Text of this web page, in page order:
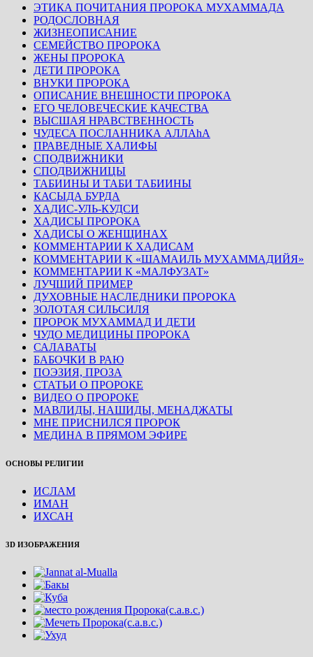
ЭТИКА ПОЧИТАНИЯ ПРОРОКА МУХАММАДА
РОДОСЛОВНАЯ
ЖИЗНЕОПИСАНИЕ
СЕМЕЙСТВО ПРОРОКА
ЖЕНЫ ПРОРОКА
ДЕТИ ПРОРОКА
ВНУКИ ПРОРОКА
ОПИСАНИЕ ВНЕШНОСТИ ПРОРОКА
ЕГО ЧЕЛОВЕЧЕСКИЕ КАЧЕСТВА
ВЫСШАЯ НРАВСТВЕННОСТЬ
ЧУДЕСА ПОСЛАННИКА АЛЛАhА
ПРАВЕДНЫЕ ХАЛИФЫ
СПОДВИЖНИКИ
СПОДВИЖНИЦЫ
ТАБИИНЫ И ТАБИ ТАБИИНЫ
КАСЫДА БУРДА
ХАДИС-УЛЬ-КУДСИ
ХАДИСЫ ПРОРОКА
ХАДИСЫ О ЖЕНЩИНАХ
КОММЕНТАРИИ К ХАДИСАМ
КОММЕНТАРИИ К «ШАМАИЛЬ МУХАММАДИЙЯ»
КОММЕНТАРИИ К «МАЛФУЗАТ»
ЛУЧШИЙ ПРИМЕР
ДУХОВНЫЕ НАСЛЕДНИКИ ПРОРОКА
ЗОЛОТАЯ СИЛЬСИЛЯ
ПРОРОК МУХАММАД И ДЕТИ
ЧУДО МЕДИЦИНЫ ПРОРОКА
САЛАВАТЫ
БАБОЧКИ В РАЮ
ПОЭЗИЯ, ПРОЗА
СТАТЬИ О ПРОРОКЕ
ВИДЕО О ПРОРОКЕ
МАВЛИДЫ, НАШИДЫ, МЕНАДЖАТЫ
МНЕ ПРИСНИЛСЯ ПРОРОК
МЕДИНА В ПРЯМОМ ЭФИРЕ
ОСНОВЫ РЕЛИГИИ
ИСЛАМ
ИМАН
ИХСАН
3D ИЗОБРАЖЕНИЯ